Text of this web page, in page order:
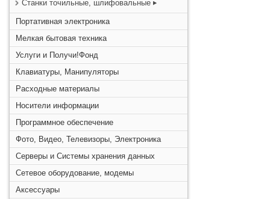
Станки точильные, шлифовальные
Портативная электроника
Мелкая бытовая техника
Услуги и Получи!Фонд
Клавиатуры, Манипуляторы
Расходные материалы
Носители информации
Программное обеспечение
Фото, Видео, Телевизоры, Электроника
Серверы и Системы хранения данных
Сетевое оборудование, модемы
Аксессуары